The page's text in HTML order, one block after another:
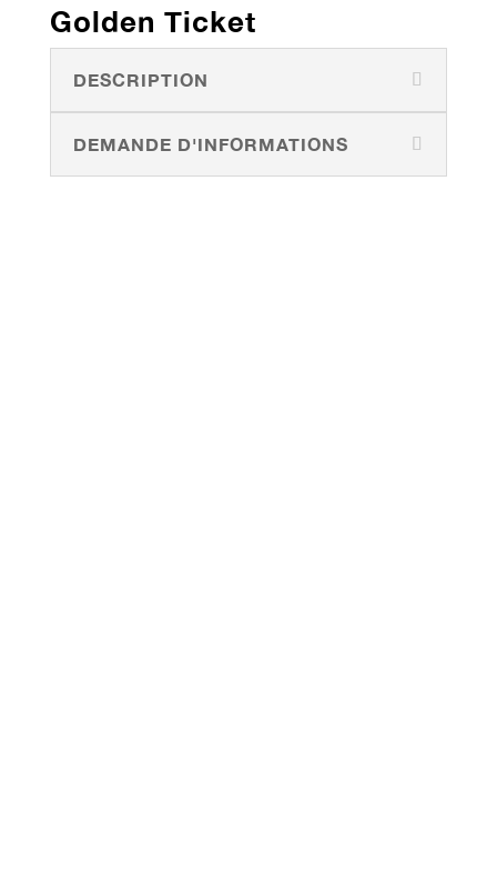
Golden Ticket
DESCRIPTION
DEMANDE D'INFORMATIONS